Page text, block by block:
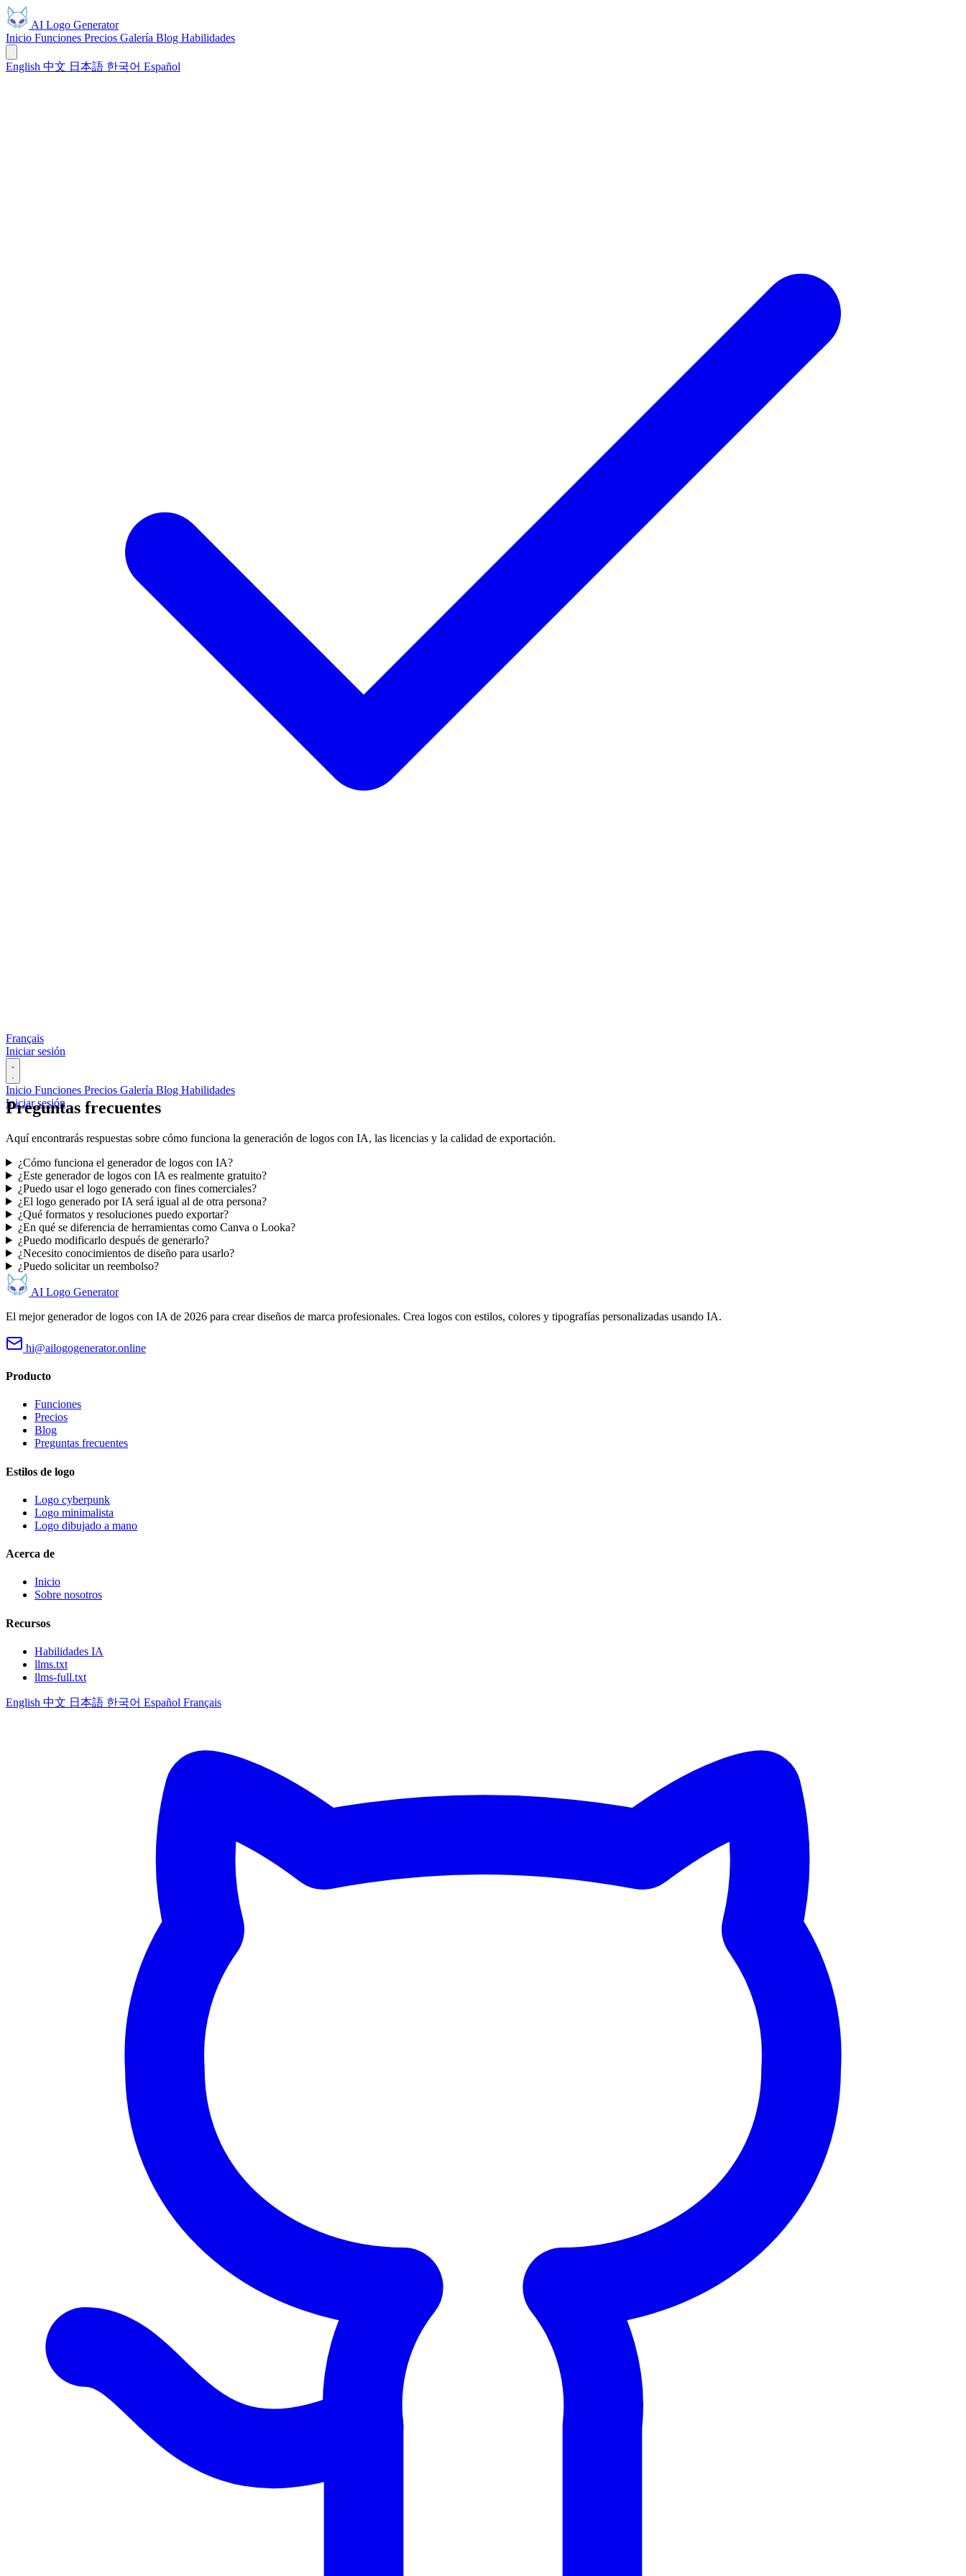
AI Logo Generator
Inicio Funciones Precios Galería Blog Habilidades
English 中文 日本語 한국어 Español
Français
Iniciar sesión
Inicio Funciones Precios Galería Blog Habilidades
Iniciar sesión
Preguntas frecuentes
Aquí encontrarás respuestas sobre cómo funciona la generación de logos con IA, las licencias y la calidad de exportación.
¿Cómo funciona el generador de logos con IA?
¿Este generador de logos con IA es realmente gratuito?
¿Puedo usar el logo generado con fines comerciales?
¿El logo generado por IA será igual al de otra persona?
¿Qué formatos y resoluciones puedo exportar?
¿En qué se diferencia de herramientas como Canva o Looka?
¿Puedo modificarlo después de generarlo?
¿Necesito conocimientos de diseño para usarlo?
¿Puedo solicitar un reembolso?
AI Logo Generator
El mejor generador de logos con IA de 2026 para crear diseños de marca profesionales. Crea logos con estilos, colores y tipografías personalizadas usando IA.
hi@ailogogenerator.online
Producto
Funciones
Precios
Blog
Preguntas frecuentes
Estilos de logo
Logo cyberpunk
Logo minimalista
Logo dibujado a mano
Acerca de
Inicio
Sobre nosotros
Recursos
Habilidades IA
llms.txt
llms-full.txt
English 中文 日本語 한국어 Español Français